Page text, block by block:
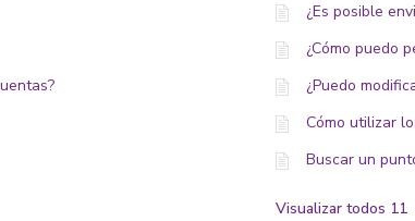
¿Es posible
¿Cómo puedo
¿Puedo
Cómo utilizar
Buscar un
Visualizar todos 11